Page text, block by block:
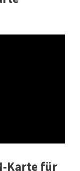
Karte für